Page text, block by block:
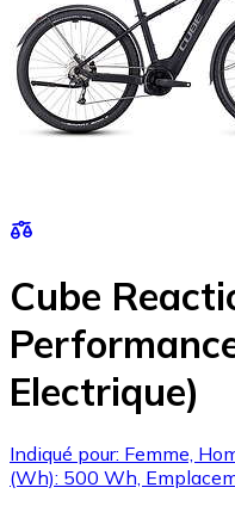
Cube
Electrique)
Indiqué pour: Femme,
(Wh): 500 Wh,